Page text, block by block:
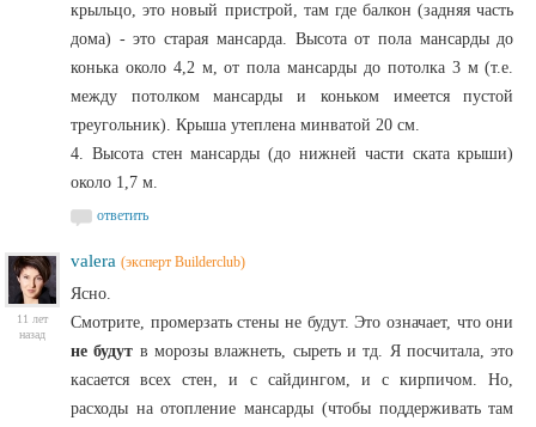
крыльцо, это новый пристрой, там где балкон (задняя часть
дома) - это старая мансарда. Высота от пола мансарды до
конька около 4,2 м, от пола мансарды до потолка 3 м (т.е.
между потолком мансарды и коньком имеется пустой
треугольник). Крыша утеплена минватой 20 см.
4. Высота стен мансарды (до нижней части ската крыши)
около 1,7 м.
ответить
11 лет
назад
valera (эксперт Builderclub)
Ясно.
Смотрите, промерзать стены не будут. Это означает, что они
не будут в морозы влажнеть, сыреть и тд. Я посчитала, это
касается всех стен, и с сайдингом, и с кирпичом. Но,
расходы на отопление мансарды (чтобы поддерживать там